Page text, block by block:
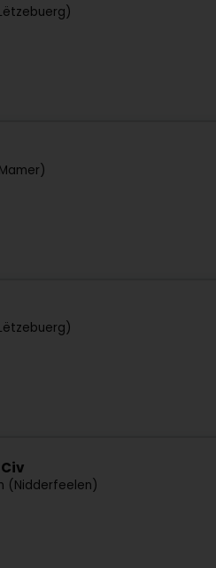
(Nidderfeelen)